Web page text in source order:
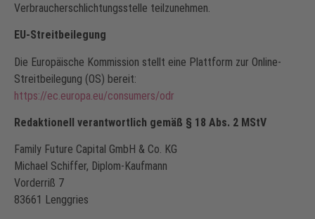
Verbraucherschlichtungsstelle teilzunehmen.
EU-Streitbeilegung
Die Europäische Kommission stellt eine Plattform zur Online-
Streitbeilegung (OS) bereit:
https://ec.europa.eu/consumers/odr
Redaktionell verantwortlich gemäß § 18 Abs. 2 MStV
Family Future Capital GmbH & Co. KG
Michael Schiffer, Diplom-Kaufmann
Vorderriß 7
83661 Lenggries